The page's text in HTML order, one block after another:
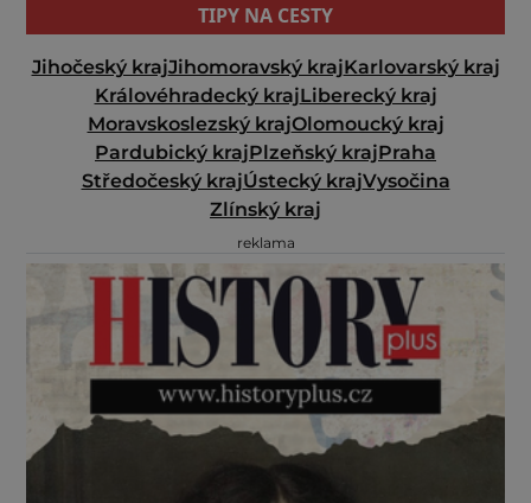
TIPY NA CESTY
Jihočeský krajJihomoravský krajKarlovarský kraj
Královéhradecký krajLiberecký kraj
Moravskoslezský krajOlomoucký kraj
Pardubický krajPlzeňský krajPraha
Středočeský krajÚstecký krajVysočina
Zlínský kraj
reklama